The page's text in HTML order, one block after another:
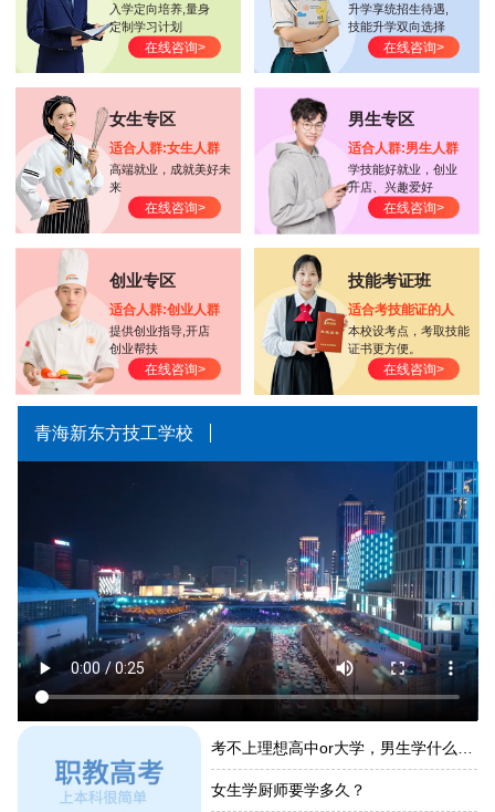
入学定向培养,量身
定制学习计划
在线咨询>
升学享统招生待遇,
技能升学双向选择
在线咨询>
女生专区
适合人群:女生人群
高端就业，成就美好未
来
在线咨询>
男生专区
适合人群:男生人群
学技能好就业，创业
开店、兴趣爱好
在线咨询>
创业专区
适合人群:创业人群
提供创业指导,开店
创业帮扶
在线咨询>
技能考证班
适合考技能证的人
本校设考点，考取技能
证书更方便。
在线咨询>
青海新东方技工学校
考不上理想高中or大学，男生学什么才能有前途？
女生学厨师要学多久？